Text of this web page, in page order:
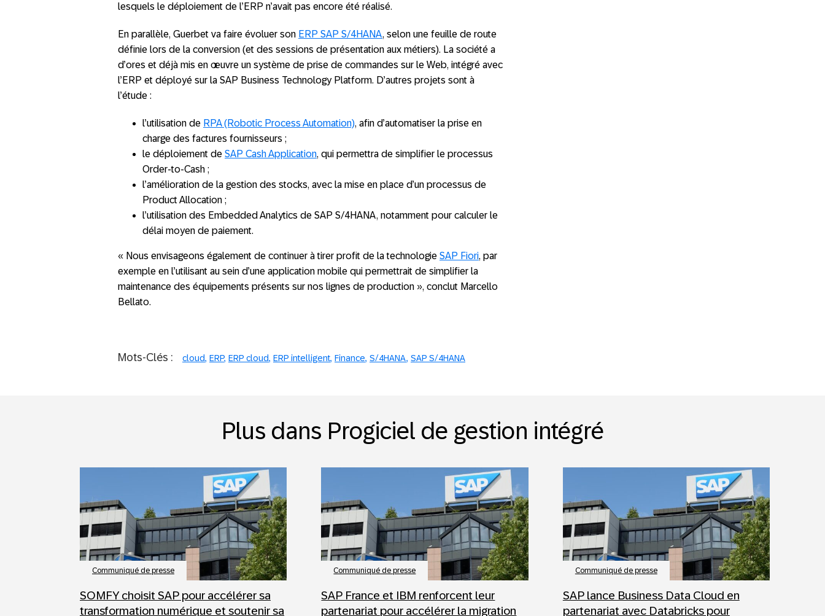
lesquels le déploiement de l’ERP n’avait pas encore été réalisé.
En parallèle, Guerbet va faire évoluer son ERP SAP S/4HANA, selon une feuille de route
définie lors de la conversion (et des sessions de présentation aux métiers). La société a
d’ores et déjà mis en œuvre un système de prise de commandes sur le Web, intégré avec
l’ERP et déployé sur la SAP Business Technology Platform. D’autres projets sont à
l’étude :
l’utilisation de RPA (Robotic Process Automation), afin d’automatiser la prise en
charge des factures fournisseurs ;
le déploiement de SAP Cash Application, qui permettra de simplifier le processus
Order-to-Cash ;
l’amélioration de la gestion des stocks, avec la mise en place d’un processus de
Product Allocation ;
l’utilisation des Embedded Analytics de SAP S/4HANA, notamment pour calculer le
délai moyen de paiement.
« Nous envisageons également de continuer à tirer profit de la technologie SAP Fiori, par
exemple en l’utilisant au sein d’une application mobile qui permettrait de simplifier la
maintenance des équipements présents sur nos lignes de production », conclut Marcello
Bellato.
Mots-Clés : cloud ERP ERP cloud ERP intelligent Finance S/4HANA SAP S/4HANA
Plus dans Progiciel de gestion intégré
Communiqué de presse
SOMFY choisit SAP pour accélérer sa
transformation numérique et soutenir sa
Communiqué de presse
SAP France et IBM renforcent leur
partenariat pour accélérer la migration
Communiqué de presse
SAP lance Business Data Cloud en
partenariat avec Databricks pour